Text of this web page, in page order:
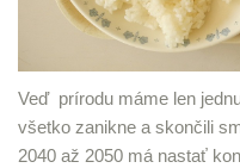
Veď prírodu máme len
všetko zanikne a skončili
2040 až 2050 má nastať